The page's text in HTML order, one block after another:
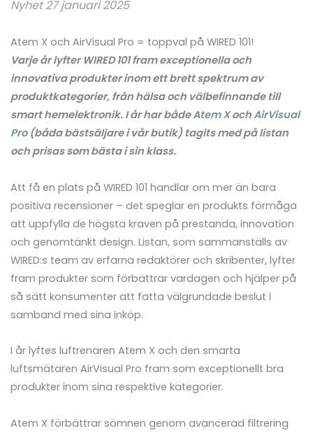
Nyhet 27 januari 2025
Atem X och AirVisual Pro = toppval på WIRED 101!
Varje år lyfter WIRED 101 fram exceptionella och
innovativa produkter inom ett brett spektrum av
produktkategorier, från hälsa och välbefinnande till
smart hemelektronik. I år har bådeAtem XochAirVisual
Pro(båda bästsäljare i vår butik) tagits med på listan
och prisas som bästa i sin klass.
Att få en plats på WIRED 101 handlar om mer än bara
positiva recensioner – det speglar en produkts förmåga
att uppfylla de högsta kraven på prestanda, innovation
och genomtänkt design. Listan, som sammanställs av
WIRED:s team av erfarna redaktörer och skribenter, lyfter
fram produkter som förbättrar vardagen och hjälper på
så sätt konsumenter att fatta välgrundade beslut i
samband med sina inköp.
I år lyftes luftrenaren Atem X och den smarta
luftsmätaren AirVisual Pro fram som exceptionellt bra
produkter inom sina respektive kategorier.
Atem X förbättrar sömnen genom avancerad filtrering